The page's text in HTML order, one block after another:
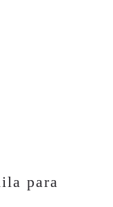
para